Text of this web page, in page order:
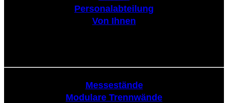
Personalabteilung
Von Ihnen
Messestände
Modulare Trennwände